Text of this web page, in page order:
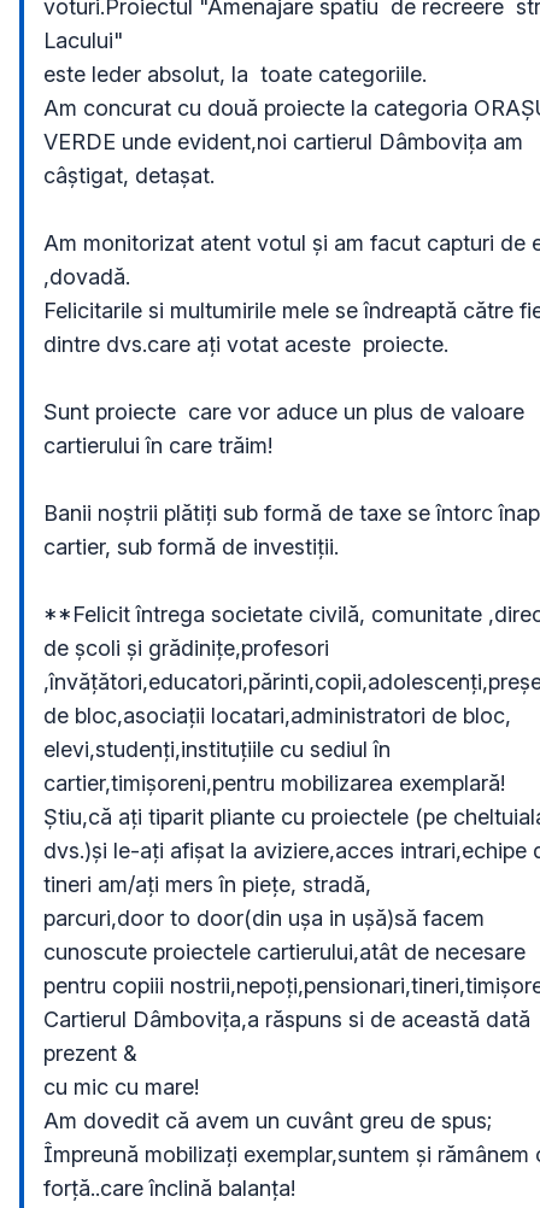
voturi.Proiectul "Amenajare spatiu  de recreere
Lacului"
este leder absolut, la  toate categoriile.
Am concurat cu două proiecte la categoria
VERDE unde evident,noi cartierul Dâmbovița am
câștigat, detașat.
Am monitorizat atent votul și am facut capturi de
,dovadă.
Felicitarile si multumirile mele se îndreaptă către
dintre dvs.care ați votat aceste  proiecte.
Sunt proiecte  care vor aduce un plus de valoare
cartierului în care trăim!
Banii noștrii plătiți sub formă de taxe se întorc
cartier, sub formă de investiții.
**Felicit întrega societate civilă, comunitate
de școli și grădinițe,profesori
de bloc,asociații locatari,administratori de bloc,
elevi,studenți,instituțiile cu sediul în
cartier,timișoreni,pentru mobilizarea exemplară!
Știu,că ați tiparit pliante cu proiectele (pe
dvs.)și le-ați afișat la aviziere,acces intrari,echipe
tineri am/ați mers în piețe, stradă,
parcuri,door to door(din ușa in ușă)să facem
cunoscute proiectele cartierului,atât de necesare
pentru copiii
Cartierul Dâmbovița,a răspuns si de această dată
prezent &
cu mic cu mare!
Am dovedit că avem un cuvânt greu de spus;
Împreună mobilizați exemplar,suntem și rămânem
forță..care înclină balanța!